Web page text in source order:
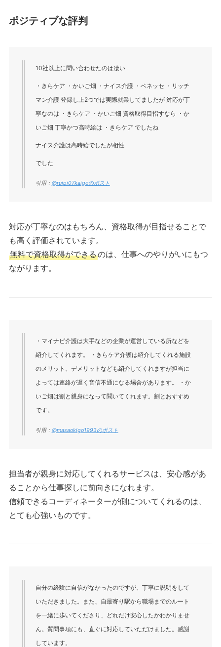
ポジティブな評判
10社以上に問い合わせたのは凄い
・きらケア ・かいご畑 ・ナイス介護 ・ベネッセ ・リッチ
マン介護 登録し上2つでは実際就業してましたが 対応が丁
寧なのは ・きらケア ・かいご畑 資格取得目指すなら ・か
いご畑 丁寧かつ高時給は ・きらケア でしたね
ナイス介護は高時給でしたが相性
でした
引用： @ruipi07kaigoのポスト
対応が丁寧なのはもちろん、資格取得が目指せることで
も高く評価されています。
無料で資格取得ができるのは、仕事へのやりがいにもつ
ながります。
・マイナビ介護は大手などの企業が運営している所などを
紹介してくれます。 ・きらケア介護は紹介してくれる施設
のメリット、デメリットなども紹介してくれますが担当に
よっては連絡が遅く音信不通になる場合があります。 ・か
いご畑は割と親身になって聞いてくれます。割とおすすめ
です。
引用： @masaokigo1993のポスト
担当者が親身に対応してくれるサービスは、安心感があ
ることから仕事探しに前向きになれます。
信頼できるコーディネーターが側についてくれるのは、
とても心強いものです。
自分の経験に自信がなかったのですが、丁寧に説明をして
いただきました。また、自最寄り駅から職場までのルート
を一緒に歩いてくださり、どれだけ安心したかわかりませ
ん。質問事項にも、直ぐに対応していただけました。感謝
しています。